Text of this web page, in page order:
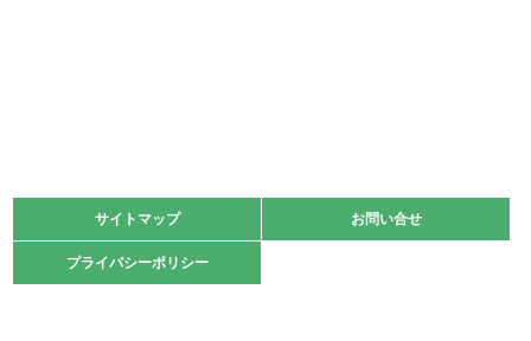
緑ケ丘体育館
2021.10.23
卓球選手権大会ラージボールの部開催☆
サイトマップ お問い合せ
プライバシーポリシー
サイトマップ お問い合せ
プライバシーポリシー